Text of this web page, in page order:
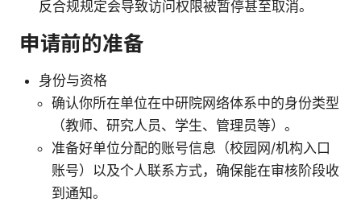
反合规规定会导致访问权限被暂停甚至取消。
申请前的准备
身份与资格
确认你所在单位在中研院网络体系中的身份类型
（教师、研究人员、学生、管理员等）。
准备好单位分配的账号信息（校园网/机构入口
账号）以及个人联系方式，确保能在审核阶段收
到通知。